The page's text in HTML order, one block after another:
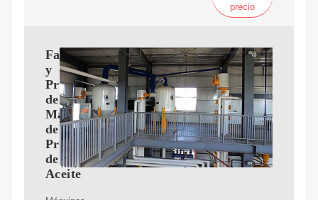
precio
Fabricante
y
Proveedor
de
Máquinas
de
Prensa
de
Aceite